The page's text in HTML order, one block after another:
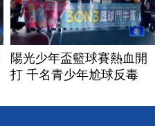
陽光少年盃籃球賽熱血開
打 千名青少年尬球反毒